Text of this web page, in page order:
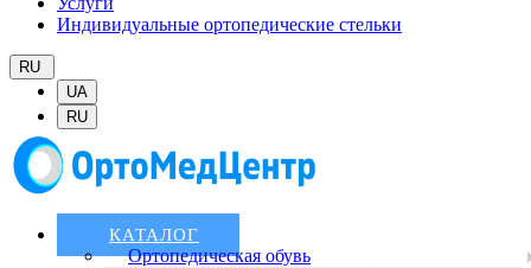
Индивидуальные ортопедические стельки
RU
UA
RU
КАТАЛОГ
Ортопедическая обувь